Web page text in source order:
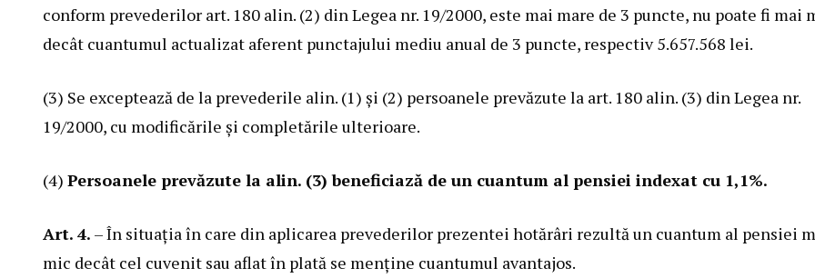
conform prevederilor art. 180 alin. (2) dinLegea nr. 19/2000, este mai mare de 3 puncte, nu poate fi mai
decât cuantumul actualizat aferent punctajului mediu anual de 3 puncte, respectiv 5.657.568 lei.
(3) Se exceptează de la prevederile alin. (1) şi (2) persoanele prevăzute la art. 180 alin. (3) dinLegea nr.
19/2000, cu modificările şi completările ulterioare.
(4) Persoanele prevăzute la alin. (3) beneficiază de un cuantum al pensiei indexat cu 1,1%.
Art. 4. – În situaţia în care din aplicarea prevederilor prezentei hotărâri rezultăun cuantum al pensiei
mic decât cel cuvenit sau aflat în plată se menţine cuantumul avantajos.